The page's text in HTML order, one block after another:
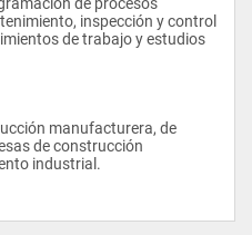
inspección y control
de trabajo y estudios
de construcción
industrial.